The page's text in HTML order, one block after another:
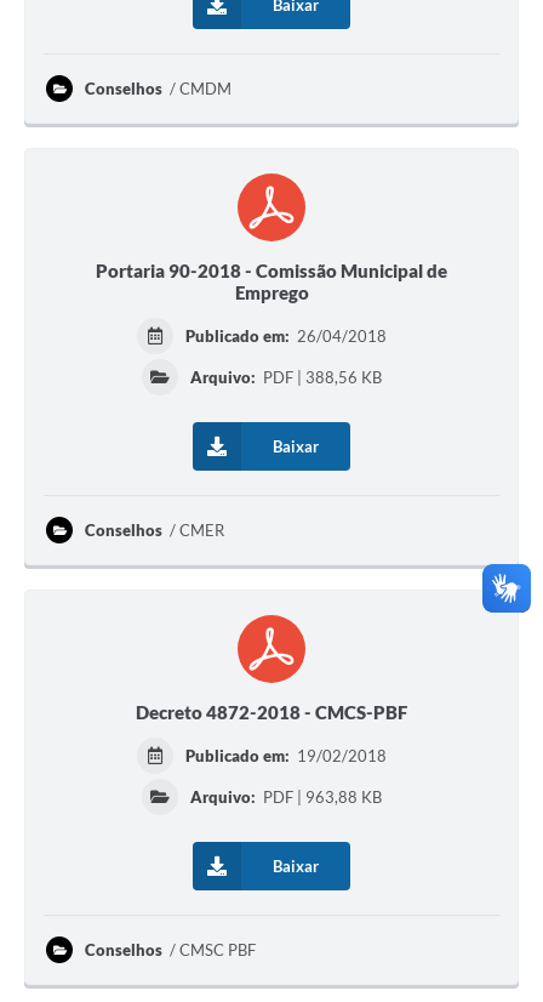
Baixar
Conselhos CMDM
Portaria 90-2018 - Comissão Municipal de
Emprego
Publicado em: 26/04/2018
Arquivo: PDF | 388,56 KB
Baixar
Conselhos CMER
Decreto 4872-2018 - CMCS-PBF
Publicado em: 19/02/2018
Arquivo: PDF | 963,88 KB
Baixar
Conselhos CMSC PBF